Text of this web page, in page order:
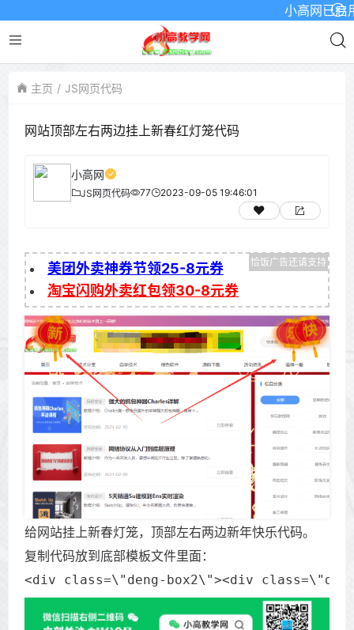
小高网已启
主页 JS网页代码
网站顶部左右两边挂上新春红灯笼代码
小高网
JS网页代码 77 2023-09-05 19:46:01
美团外卖神券节领25-8元券
淘宝闪购外卖红包领30-8元券
给网站挂上新春灯笼，顶部左右两边新年快乐代码。
复制代码放到底部模板文件里面：
<div class=\"deng-box2\"><div